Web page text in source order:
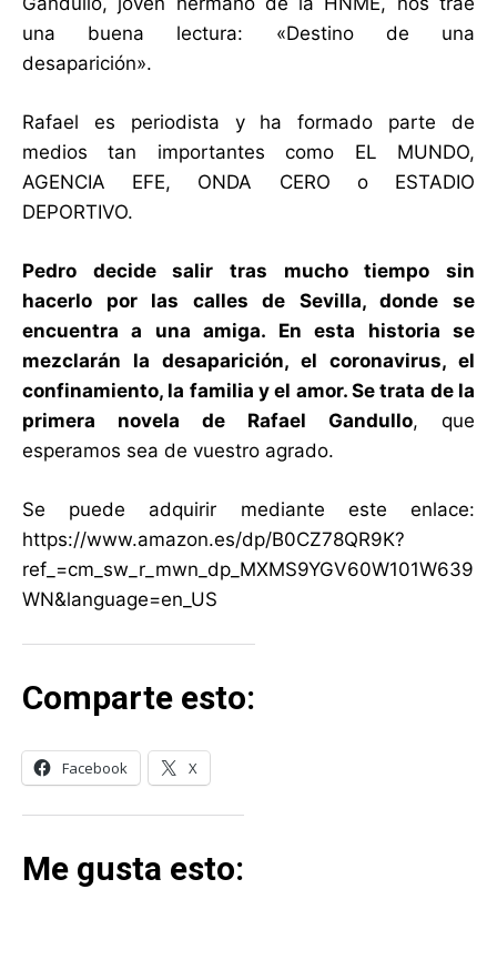
una buena lectura: «Destino de una
desaparición».
Rafael es periodista y ha formado parte de
medios tan importantes como EL MUNDO,
AGENCIA EFE, ONDA CERO o ESTADIO
DEPORTIVO.
Pedro decide salir tras mucho tiempo sin
hacerlo por las calles de Sevilla, donde se
encuentra a una amiga. En esta historia se
mezclarán la desaparición, el coronavirus, el
confinamiento, la familia y el amor. Se trata de la
primera novela de Rafael Gandullo, que
esperamos sea de vuestro agrado.
Se puede adquirir mediante este enlace:
https://www.amazon.es/dp/B0CZ78QR9K?
ref_=cm_sw_r_mwn_dp_MXMS9YGV60W101W639
WN&language=en_US
Comparte esto:
Facebook X
Me gusta esto: